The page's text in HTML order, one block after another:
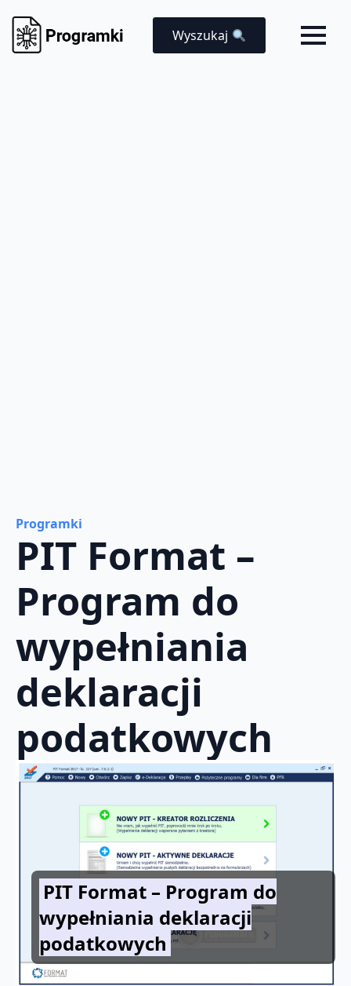
Wyszukaj
Programki
PIT Format –
Program do
wypełniania
deklaracji
podatkowych
PIT Format – Program do
wypełniania deklaracji
podatkowych